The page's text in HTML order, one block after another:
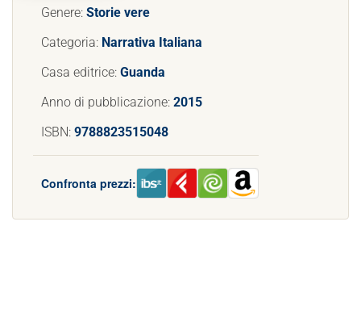
Genere: Storie vere
Categoria: Narrativa Italiana
Casa editrice: Guanda
Anno di pubblicazione: 2015
ISBN: 9788823515048
Confronta prezzi: